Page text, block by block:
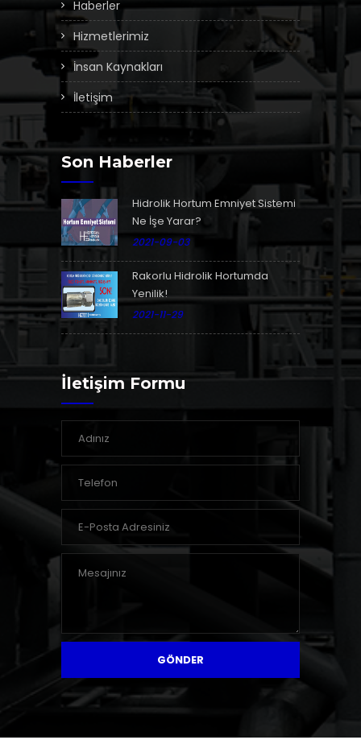
Haberler
Hizmetlerimiz
İnsan Kaynakları
İletişim
Son Haberler
Hidrolik Hortum Emniyet Sistemi
Ne İşe Yarar?
2021-09-03
Rakorlu Hidrolik Hortumda
Yenilik!
2021-11-29
İletişim Formu
GÖNDER